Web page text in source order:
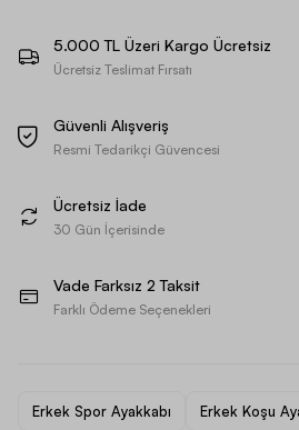
5.000 TL Üzeri Kargo Ücretsiz
Ücretsiz Teslimat Fırsatı
Güvenli Alışveriş
Resmi Tedarikçi Güvencesi
Ücretsiz İade
30 Gün İçerisinde
Vade Farksız 2 Taksit
Farklı Ödeme Seçenekleri
Erkek Spor Ayakkabı Erkek Koşu